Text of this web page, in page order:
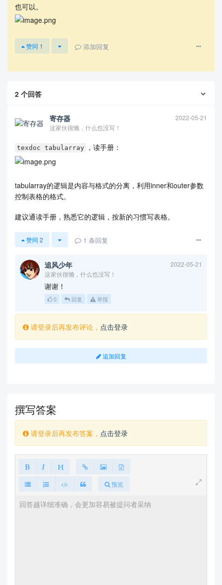
也可以。
赞同 1 添加回复
2 个回答
寄存器
2022-05-21
这家伙很懒，什么也没写！
texdoc tabularray ，读手册：
tabularray的逻辑是内容与格式的分离，利用inner和outer参数
控制表格的格式。
建议通读手册，熟悉它的逻辑，按新的习惯写表格。
赞同 2 1 条回复
追风少年
2022-05-21
这家伙很懒，什么也没写！
谢谢！
0 回复 举报
请登录后再发布评论， 点击登录
追加回复
撰写答案
请登录后再发布答案， 点击登录
预览